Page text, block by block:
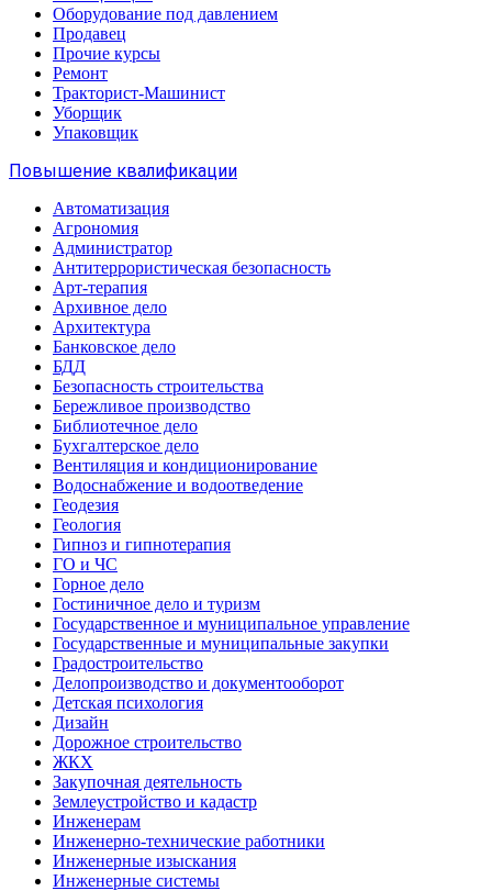
Оборудование под давлением
Продавец
Прочие курсы
Ремонт
Тракторист-Машинист
Уборщик
Упаковщик
Повышение квалификации
Автоматизация
Агрономия
Администратор
Антитеррористическая безопасность
Арт-терапия
Архивное дело
Архитектура
Банковское дело
БДД
Безопасность строительства
Бережливое производство
Библиотечное дело
Бухгалтерское дело
Вентиляция и кондиционирование
Водоснабжение и водоотведение
Геодезия
Геология
Гипноз и гипнотерапия
ГО и ЧС
Горное дело
Гостиничное дело и туризм
Государственное и муниципальное управление
Государственные и муниципальные закупки
Градостроительство
Делопроизводство и документооборот
Детская психология
Дизайн
Дорожное строительство
ЖКХ
Закупочная деятельность
Землеустройство и кадастр
Инженерам
Инженерно-технические работники
Инженерные изыскания
Инженерные системы